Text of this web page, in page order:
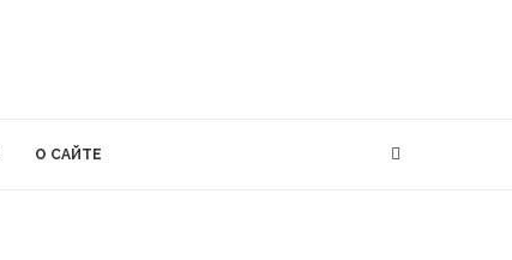
О САЙТЕ